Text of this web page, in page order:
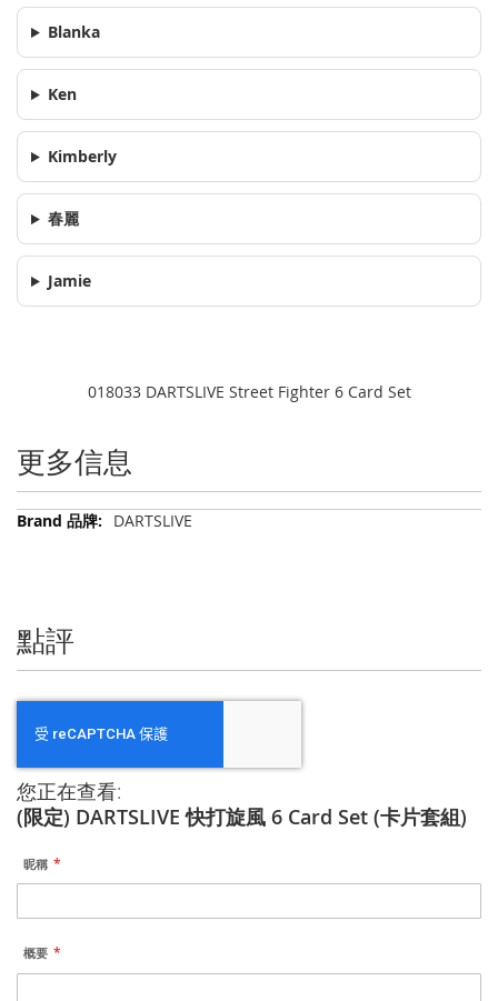
Blanka
Ken
Kimberly
春麗
Jamie
018033 DARTSLIVE Street Fighter 6 Card Set
更多信息
更
DARTSLIVE
點評
您正在查看:
(限定) DARTSLIVE 快打旋風 6 Card Set (卡片套組)
昵稱
概要